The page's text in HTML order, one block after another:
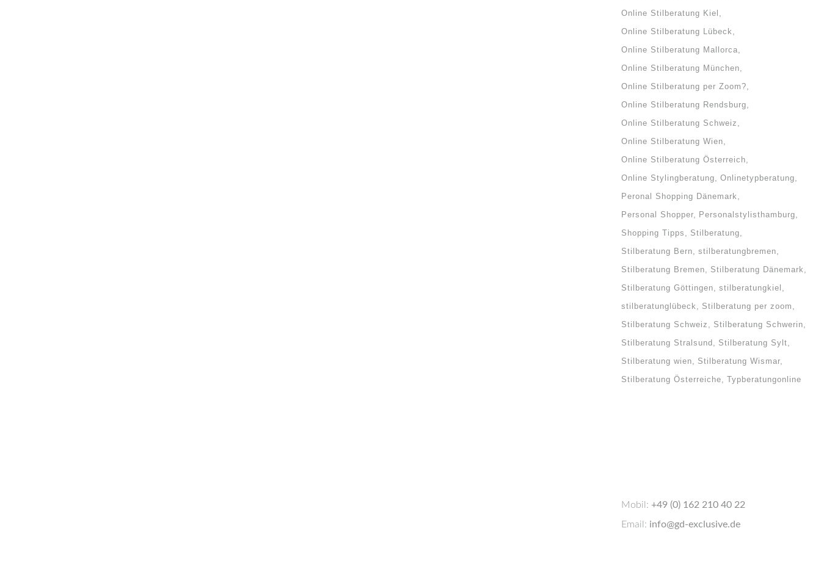
Online Stilberatung Kiel
Online Stilberatung Lübeck
Online Stilberatung Mallorca
Online Stilberatung München
Online Stilberatung per Zoom?
Online Stilberatung Rendsburg
Online Stilberatung Schweiz
Online Stilberatung Wien
Online Stilberatung Österreich
Online Stylingberatung
Onlinetypberatung
Peronal Shopping Dänemark
Personal Shopper
Personalstylisthamburg
Shopping Tipps
Stilberatung
Stilberatung Bern
stilberatungbremen
Stilberatung Bremen
Stilberatung Dänemark
Stilberatung Göttingen
stilberatungkiel
stilberatunglübeck
Stilberatung per zoom
Stilberatung Schweiz
Stilberatung Schwerin
Stilberatung Stralsund
Stilberatung Sylt
Stilberatung wien
Stilberatung Wismar
Stilberatung Österreiche
Typberatungonline
Mobil: +49 (0) 162 210 40 22
Email: info@gd-exclusive.de